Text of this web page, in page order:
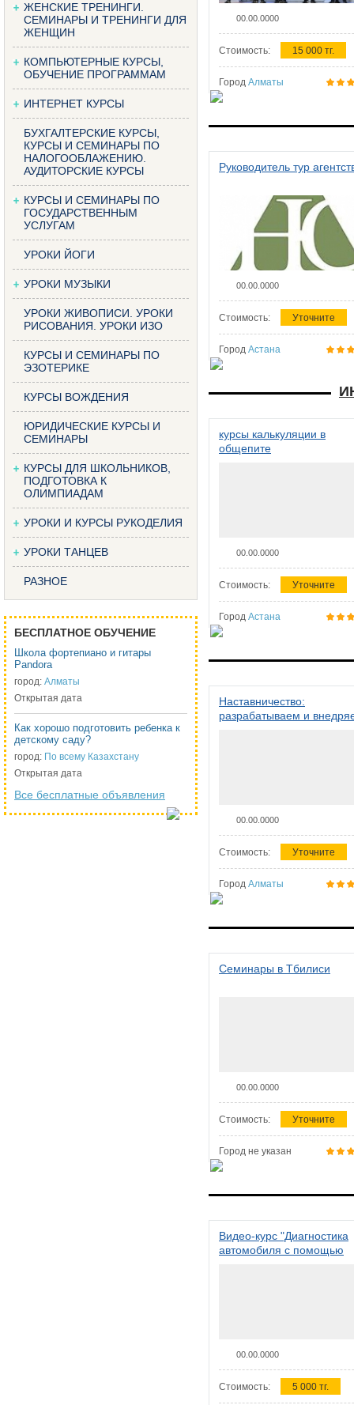
ЖЕНСКИЕ ТРЕНИНГИ.
СЕМИНАРЫ И ТРЕНИНГИ ДЛЯ
ЖЕНЩИН
КОМПЬЮТЕРНЫЕ КУРСЫ,
ОБУЧЕНИЕ ПРОГРАММАМ
ИНТЕРНЕТ КУРСЫ
БУХГАЛТЕРСКИЕ КУРСЫ,
КУРСЫ И СЕМИНАРЫ ПО
НАЛОГООБЛАЖЕНИЮ.
АУДИТОРСКИЕ КУРСЫ
КУРСЫ И СЕМИНАРЫ ПО
ГОСУДАРСТВЕННЫМ
УСЛУГАМ
УРОКИ ЙОГИ
УРОКИ МУЗЫКИ
УРОКИ ЖИВОПИСИ. УРОКИ
РИСОВАНИЯ. УРОКИ ИЗО
КУРСЫ И СЕМИНАРЫ ПО
ЭЗОТЕРИКЕ
КУРСЫ ВОЖДЕНИЯ
ЮРИДИЧЕСКИЕ КУРСЫ И
СЕМИНАРЫ
КУРСЫ ДЛЯ ШКОЛЬНИКОВ,
ПОДГОТОВКА К
ОЛИМПИАДАМ
УРОКИ И КУРСЫ РУКОДЕЛИЯ
УРОКИ ТАНЦЕВ
РАЗНОЕ
БЕСПЛАТНОЕ ОБУЧЕНИЕ
Школа фортепиано и гитары
Pandora
город: Алматы
Открытая дата
Как хорошо подготовить ребенка к
детскому саду?
город: По всему Казахстану
Открытая дата
Все бесплатные объявления
00.00.0000
Стоимость: 15 000 тг.
Город Алматы
Руководитель тур
00.00.0000
Стоимость: Уточните
Город Астана
курсы калькуляции в
общепите
00.00.0000
Стоимость: Уточните
Город Астана
Наставничество:
разрабатываем и
00.00.0000
Стоимость: Уточните
Город Алматы
Семинары в Тбилиси
00.00.0000
Стоимость: Уточните
Город не указан
Видео-курс "Диагностика
автомобиля с помощью
00.00.0000
Стоимость: 5 000 тг.